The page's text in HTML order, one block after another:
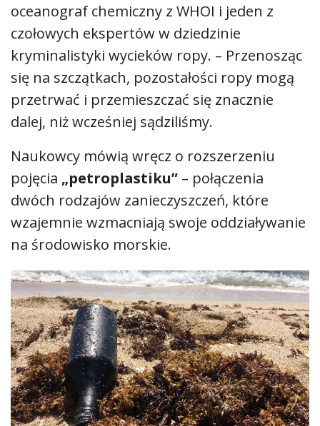
oceanograf chemiczny z WHOI i jeden z
czołowych ekspertów w dziedzinie
kryminalistyki wycieków ropy. – Przenosząc
się na szczątkach, pozostałości ropy mogą
przetrwać i przemieszczać się znacznie
dalej, niż wcześniej sądziliśmy.
Naukowcy mówią wręcz o rozszerzeniu
pojęcia „petroplastiku” – połączenia
dwóch rodzajów zanieczyszczeń, które
wzajemnie wzmacniają swoje oddziaływanie
na środowisko morskie.